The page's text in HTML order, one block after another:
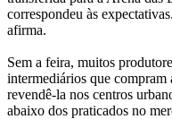
correspondeu às
afirma.
Sem a feira, muitos
intermediários que compram
revendê-la nos centros
abaixo dos praticados no